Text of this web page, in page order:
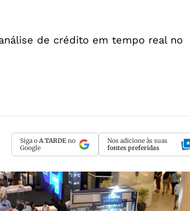
de crédito em tempo real no
Siga o A TARDE no
Google
Nos adicione às suas
fontes preferidas